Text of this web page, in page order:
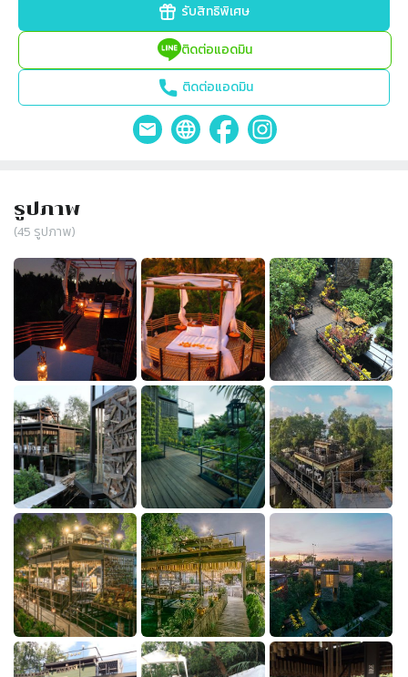
รับสิทธิพิเศษ
ติดต่อแอดมิน
ติดต่อแอดมิน
รูปภาพ
(45 รูปภาพ)